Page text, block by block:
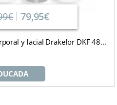
79,95€
y facial Drakefor DKF 48...